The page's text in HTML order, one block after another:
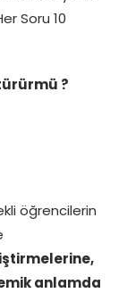
Soru 10
?
öğrencilerin
anlamda